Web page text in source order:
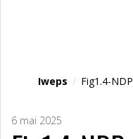
Iweps / Fig1.4-NDP
6 mai 2025